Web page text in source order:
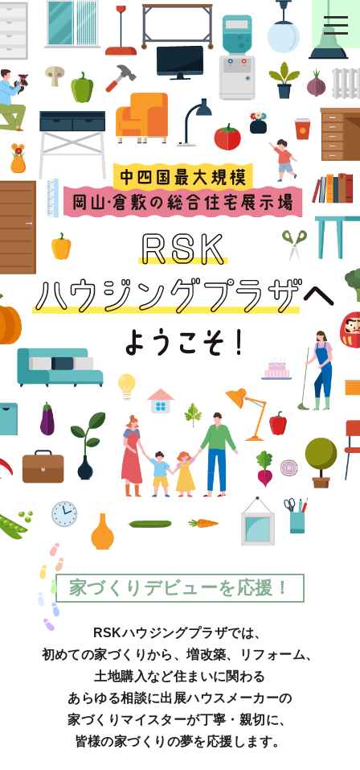
家づくりデビューを応援！
RSKハウジングプラザでは、
初めての家づくりから、増改築、リフォーム、
土地購入など住まいに関わる
あらゆる相談に出展ハウスメーカーの
家づくりマイスターが丁寧・親切に、
皆様の家づくりの夢を応援します。